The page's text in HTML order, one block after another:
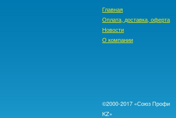
Главная
Оплата, доставка, оферта
Новости
О компании
©2000-2017 «Союз Профи
KZ»